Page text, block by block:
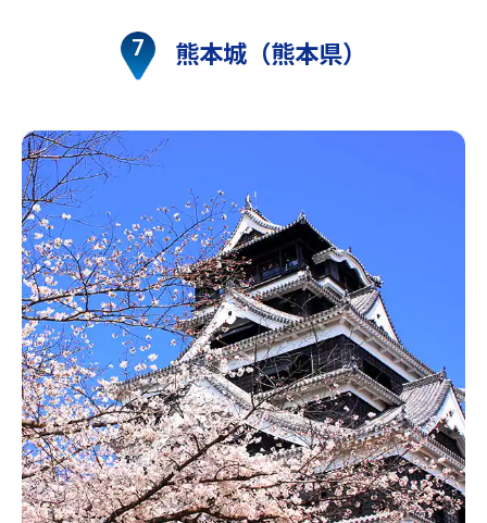
熊本城（熊本県）